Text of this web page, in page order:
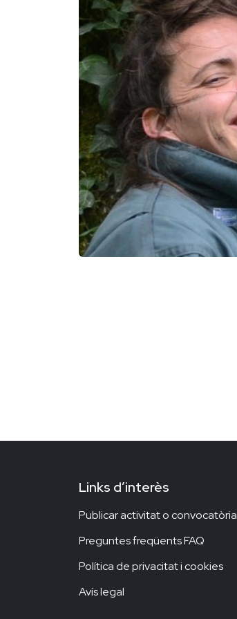
Links d’interès
Publicar activitat o convocatòria
Preguntes freqüents FAQ
Política de privacitat i cookies
Avís legal